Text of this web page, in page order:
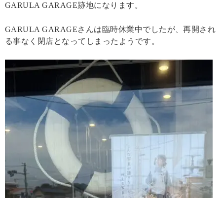
GARULA GARAGE跡地になります。
GARULA GARAGEさんは臨時休業中でしたが、再開され
る事なく閉店となってしまったようです。